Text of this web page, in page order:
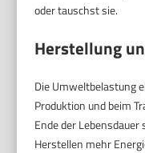
oder tauschst sie.
Herstellung
Die Umweltbelastung
Produktion und beim
Ende der Lebensdauer
Herstellen mehr